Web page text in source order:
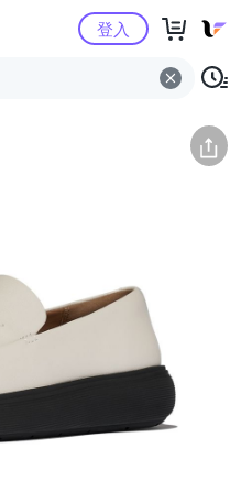
Yahoo購物中心
登入 猜你喜歡